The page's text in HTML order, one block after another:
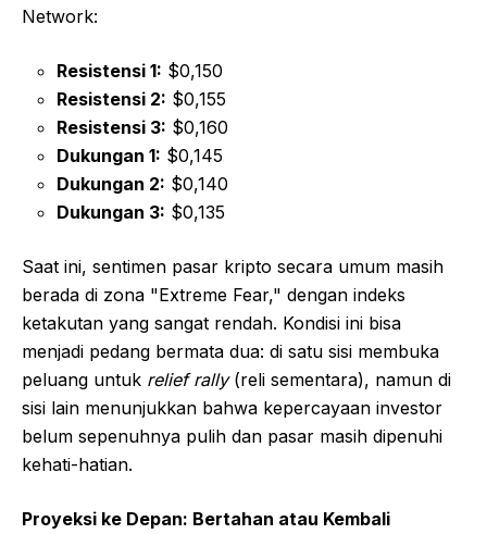
Network:
Resistensi 1: $0,150
Resistensi 2: $0,155
Resistensi 3: $0,160
Dukungan 1: $0,145
Dukungan 2: $0,140
Dukungan 3: $0,135
Saat ini, sentimen pasar kripto secara umum masih
berada di zona "Extreme Fear," dengan indeks
ketakutan yang sangat rendah. Kondisi ini bisa
menjadi pedang bermata dua: di satu sisi membuka
peluang untuk relief rally(reli sementara), namun di
sisi lain menunjukkan bahwa kepercayaan investor
belum sepenuhnya pulih dan pasar masih dipenuhi
kehati-hatian.
Proyeksi ke Depan: Bertahan atau Kembali